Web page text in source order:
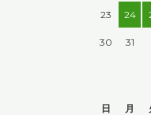
23 24
30 31
日 月